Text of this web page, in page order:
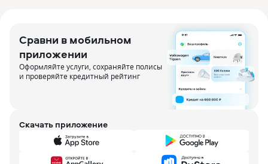
Сравни в мобильном
приложении
Оформляйте услуги, сохраняйте полисы
и проверяйте кредитный рейтинг
Скачать приложение